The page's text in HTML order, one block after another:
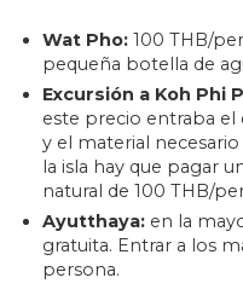
Wat Pho: 100 THB/
pequeña botella de
Excursión a Koh Phi
este precio entraba el
y el material
la isla hay que pagar
natural de 100 THB/
Ayutthaya: en la
gratuita. Entrar a los
persona.